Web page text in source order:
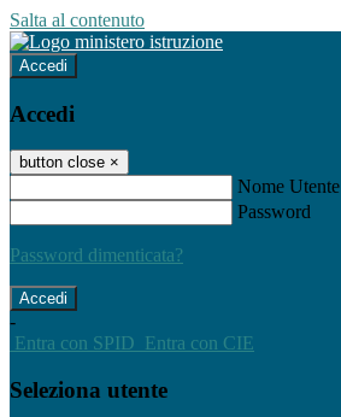
Salta al contenuto
Accedi
Accedi
button close ×
Nome Utente
Password
Password dimenticata?
-
Entra con SPID Entra con CIE
Seleziona utente